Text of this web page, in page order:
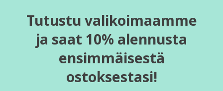
Tutustu valikoimaamme
ja saat 10% alennusta
ensimmäisestä
ostoksestasi!